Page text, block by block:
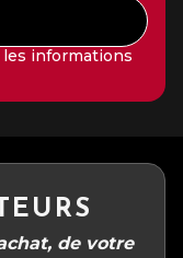
informations
de votre